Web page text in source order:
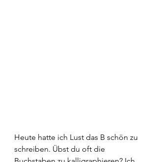
Heute hatte ich Lust das B schön zu
schreiben. Übst du oft die